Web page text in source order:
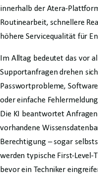
innerhalb der Atera-
Routinearbeit, schnellere
höhere Servicequalität für
Im Alltag bedeutet das vor
Supportanfragen drehen
Passwortprobleme,
oder einfache
Die KI beantwortet
vorhandene
Berechtigung – sogar
werden typische First-
bevor ein Techniker